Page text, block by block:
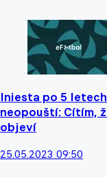
Iniesta po 5
neopouští: Cítím,
objeví
25.05.2023 09:50